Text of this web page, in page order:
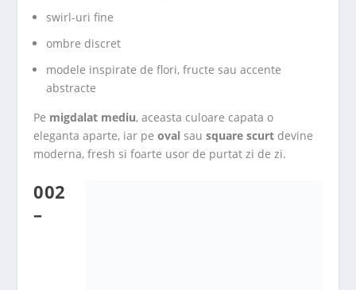
swirl-uri fine
ombre discret
modele inspirate de flori, fructe sau accente
abstracte
Pe migdalat mediu, aceasta culoare capata o
eleganta aparte, iar peoval sausquare scurt devine
moderna, fresh si foarte usor de purtat zi de zi.
002
–